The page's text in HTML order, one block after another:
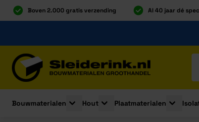
Boven 2.000 gratis verzending Al 40 jaar dé
Bouwmaterialen
Toggle submenu for Bouwmaterialen
Hout
Toggle submenu for Hout
Plaatmaterialen
Toggle